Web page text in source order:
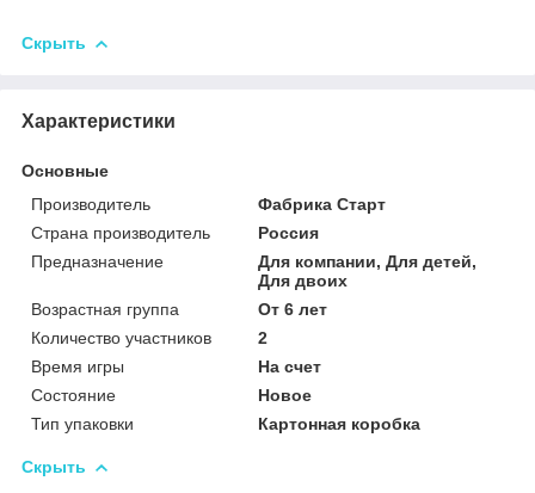
Скрыть
Характеристики
Основные
Производитель
Фабрика Старт
Страна производитель
Россия
Предназначение
Для компании, Для детей,
Для двоих
Возрастная группа
От 6 лет
Количество участников
2
Время игры
На счет
Состояние
Новое
Тип упаковки
Картонная коробка
Скрыть